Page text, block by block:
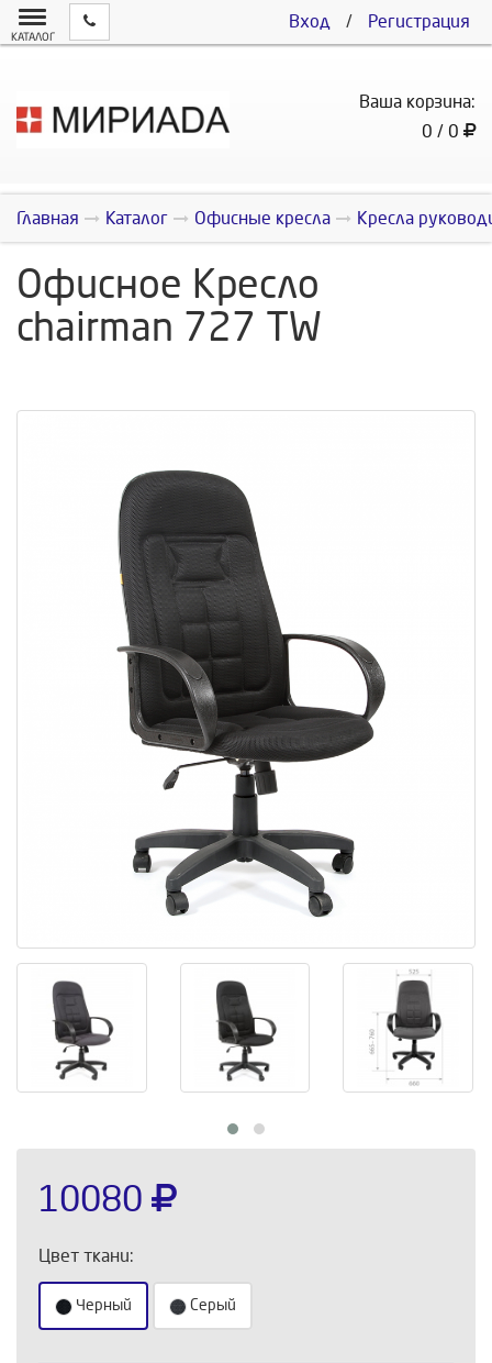
Вход / Регистрация
КАТАЛОГ
Ваша корзина:
0 / 0
Главная Каталог Офисные кресла Кресла
Офисное Кресло
chairman 727 TW
10080
Цвет ткани:
Черный Серый